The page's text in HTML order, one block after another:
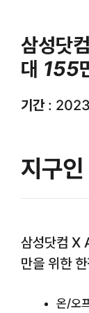
삼성닷
대 155
기간:
지구
삼성닷컴 X
만을 위한
온/오